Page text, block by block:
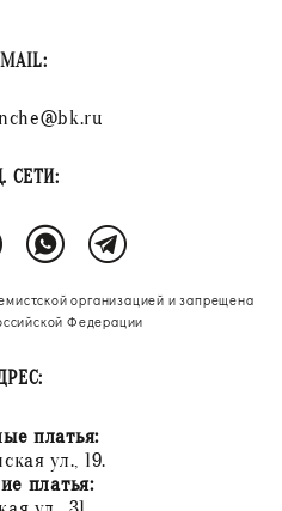
СЕТИ:
организацией и запрещена
Федерации
платья:
ул., 19.
платья: